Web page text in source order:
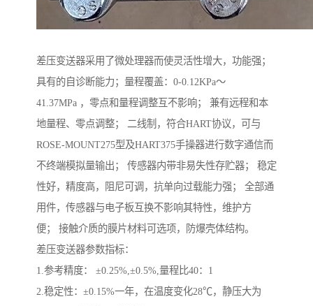
差压变送器采用了微处理器而使灵活性增大，功能强；
具有的自诊断能力；量程覆盖：0-0.12KPa～
41.37MPa ，零点和量程调整互不影响； 兼有远程和本
地量程、零点调整； 二线制，符合HART协议，可与
ROSE-MOUNT275型及HART375手操器进行数字通信而
不终端模拟量输出； 传感器内带非易失性存贮器； 稳定
性好，精度高，阻尼可调，抗单向过载能力强； 全部通
用件，传感器与电子板互换不影响其特性，维护方
便； 接触介质的膜片材料可选项，防爆壳体结构。
差压变送器参数指标：
1.参考精度： ±0.25%,±0.5%,量程比40：1
2.稳定性：±0.15%一年，在温度变化28℃，静压大为